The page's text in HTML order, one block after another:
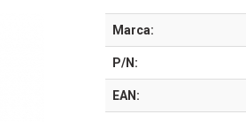
Marca:
P/N:
EAN: